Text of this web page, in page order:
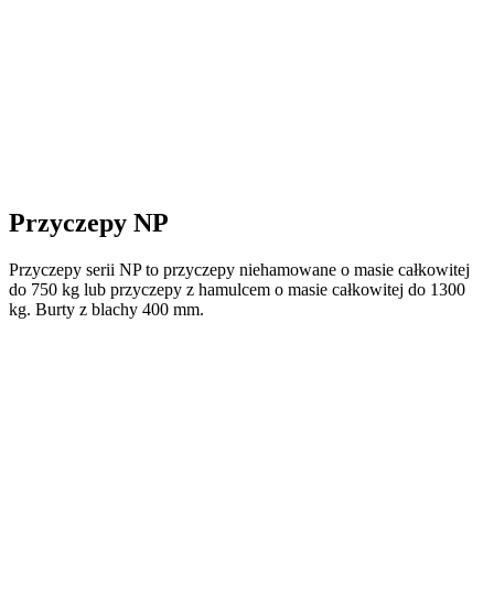
Przyczepy NP
Przyczepy serii NP to przyczepy niehamowane o masie całkowitej
do 750 kg lub przyczepy z hamulcem o masie całkowitej do 1300
kg. Burty z blachy 400 mm.